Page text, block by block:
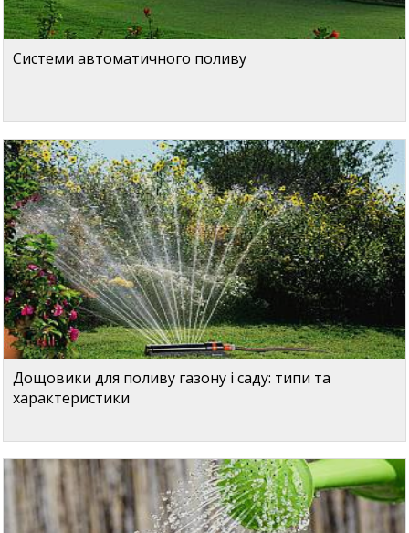
Системи автоматичного поливу
Дощовики для поливу газону і саду: типи та
характеристики